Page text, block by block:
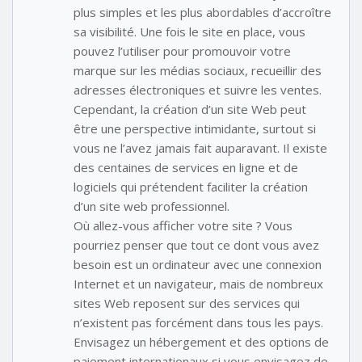
plus simples et les plus abordables d’accroître
sa visibilité. Une fois le site en place, vous
pouvez l’utiliser pour promouvoir votre
marque sur les médias sociaux, recueillir des
adresses électroniques et suivre les ventes.
Cependant, la création d’un site Web peut
être une perspective intimidante, surtout si
vous ne l’avez jamais fait auparavant. Il existe
des centaines de services en ligne et de
logiciels qui prétendent faciliter la création
d’un site web professionnel.
Où allez-vous afficher votre site ? Vous
pourriez penser que tout ce dont vous avez
besoin est un ordinateur avec une connexion
Internet et un navigateur, mais de nombreux
sites Web reposent sur des services qui
n’existent pas forcément dans tous les pays.
Envisagez un hébergement et des options de